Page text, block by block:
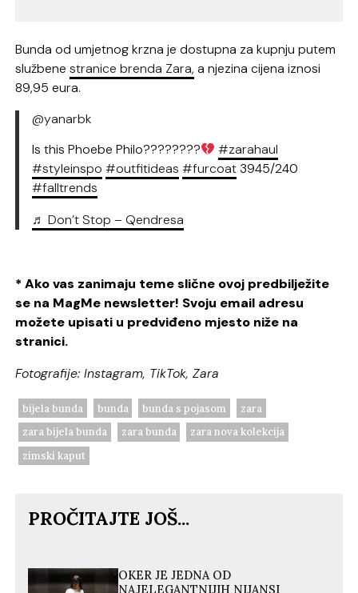
Bunda od umjetnog krzna je dostupna za kupnju putem
službenestranice brenda Zara, a njezina cijena iznosi
89,95 eura.
@yanarbk
Is this Phoebe Philo????????
#zarahaul
#styleinspo #outfitideas #furcoat 3945/240
#falltrends
♬ Don’t Stop – Qendresa
* Ako vas zanimaju teme slične ovoj predbilježite
se na MagMe newsletter! Svoju email adresu
možete upisati u predviđeno mjesto niže na
stranici.
Fotografije: Instagram, TikTok, Zara
bijela bunda bunda bunda s pojasom
zara
zara bijela bunda
zara bunda
zara nova kolekcija
zimski kaput
PROČITAJTE JOŠ...
OKER JE JEDNA OD
NAJELEGANTNIJIH NIJANSI